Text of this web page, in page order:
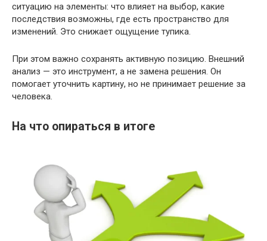
ситуацию на элементы: что влияет на выбор, какие
последствия возможны, где есть пространство для
изменений. Это снижает ощущение тупика.
При этом важно сохранять активную позицию. Внешний
анализ — это инструмент, а не замена решения. Он
помогает уточнить картину, но не принимает решение за
человека.
На что опираться в итоге